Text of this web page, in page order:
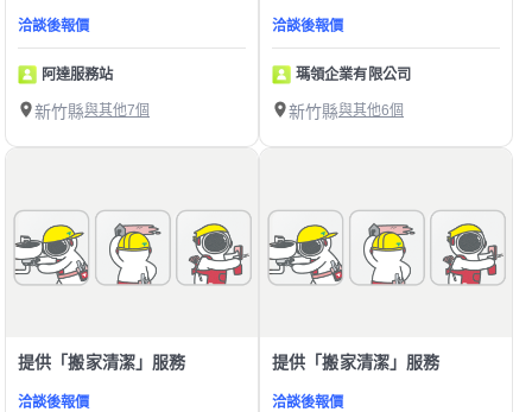
洽談後報價
阿達服務站
新竹縣與其他7個
洽談後報價
瑪領企業有限公司
新竹縣與其他6個
提供「搬家清潔」服務
洽談後報價
提供「搬家清潔」服務
洽談後報價